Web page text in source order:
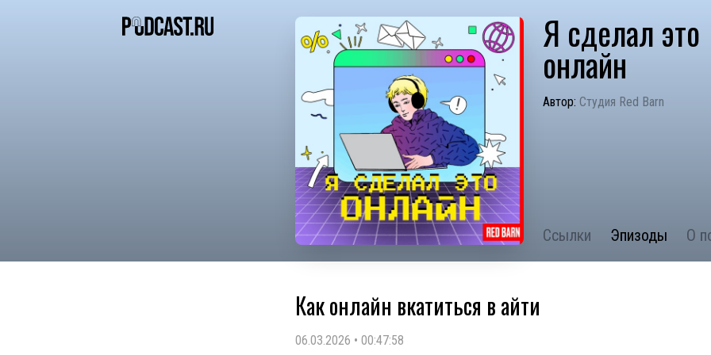
Я сделал это
онлайн
Автор: Студия Red Barn
Ссылки Эпизоды О
Как онлайн вкатиться в айти
06.03.2026 • 00:47:58